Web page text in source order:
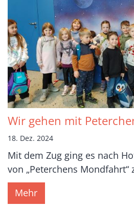
Wir gehen mit
18. Dez. 2024
Mit dem Zug ging es nach
von „Peterchens Mondfahrt“
Mehr